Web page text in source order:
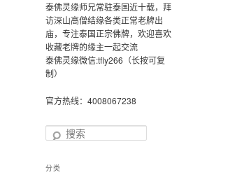
泰佛灵缘师兄常驻泰国近十载，拜
访深山高僧结缘各类正常老牌出
庙，专注泰国正宗佛牌，欢迎喜欢
收藏老牌的缘主一起交流
泰佛灵缘微信:tfly266（长按可复
制）
官方热线：4008067238
搜
分类